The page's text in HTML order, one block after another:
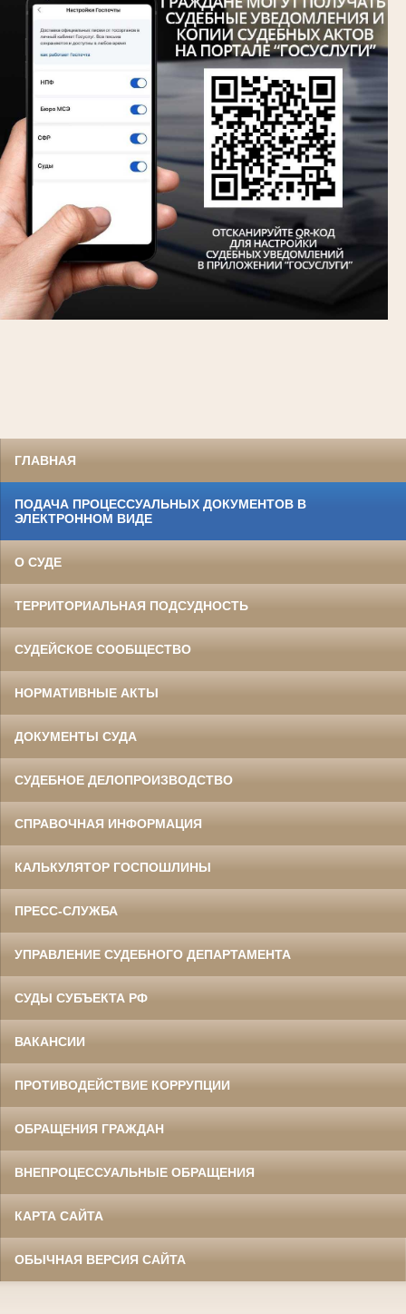
ГЛАВНАЯ
ПОДАЧА ПРОЦЕССУАЛЬНЫХ ДОКУМЕНТОВ В
ЭЛЕКТРОННОМ ВИДЕ
О СУДЕ
ТЕРРИТОРИАЛЬНАЯ ПОДСУДНОСТЬ
СУДЕЙСКОЕ СООБЩЕСТВО
НОРМАТИВНЫЕ АКТЫ
ДОКУМЕНТЫ СУДА
СУДЕБНОЕ ДЕЛОПРОИЗВОДСТВО
СПРАВОЧНАЯ ИНФОРМАЦИЯ
КАЛЬКУЛЯТОР ГОСПОШЛИНЫ
ПРЕСС-СЛУЖБА
УПРАВЛЕНИЕ СУДЕБНОГО ДЕПАРТАМЕНТА
СУДЫ СУБЪЕКТА РФ
ВАКАНСИИ
ПРОТИВОДЕЙСТВИЕ КОРРУПЦИИ
ОБРАЩЕНИЯ ГРАЖДАН
ВНЕПРОЦЕССУАЛЬНЫЕ ОБРАЩЕНИЯ
КАРТА САЙТА
ОБЫЧНАЯ ВЕРСИЯ САЙТА